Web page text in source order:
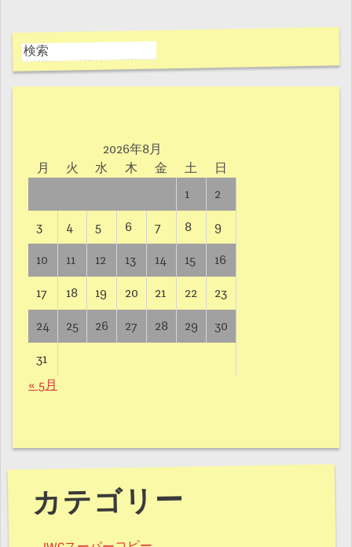
2026年8月
月
火 水 木 金 土 日
« 5月
1 2
3 4 5 6 7 8 9
10 11 12 13 14 15 16
17 18 19 20 21 22 23
24 25 26 27 28 29 30
31
カテゴリー